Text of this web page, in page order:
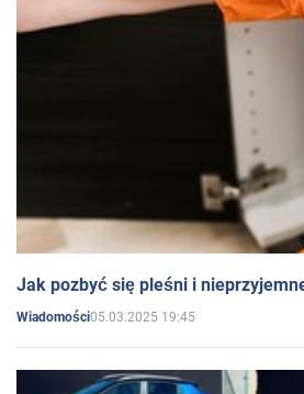
Jak pozbyć się pleśni i
Wiadomości05.03.2025 19:45